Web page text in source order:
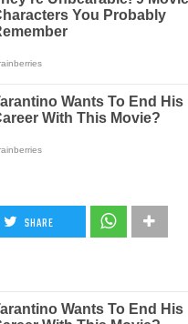
SHARE